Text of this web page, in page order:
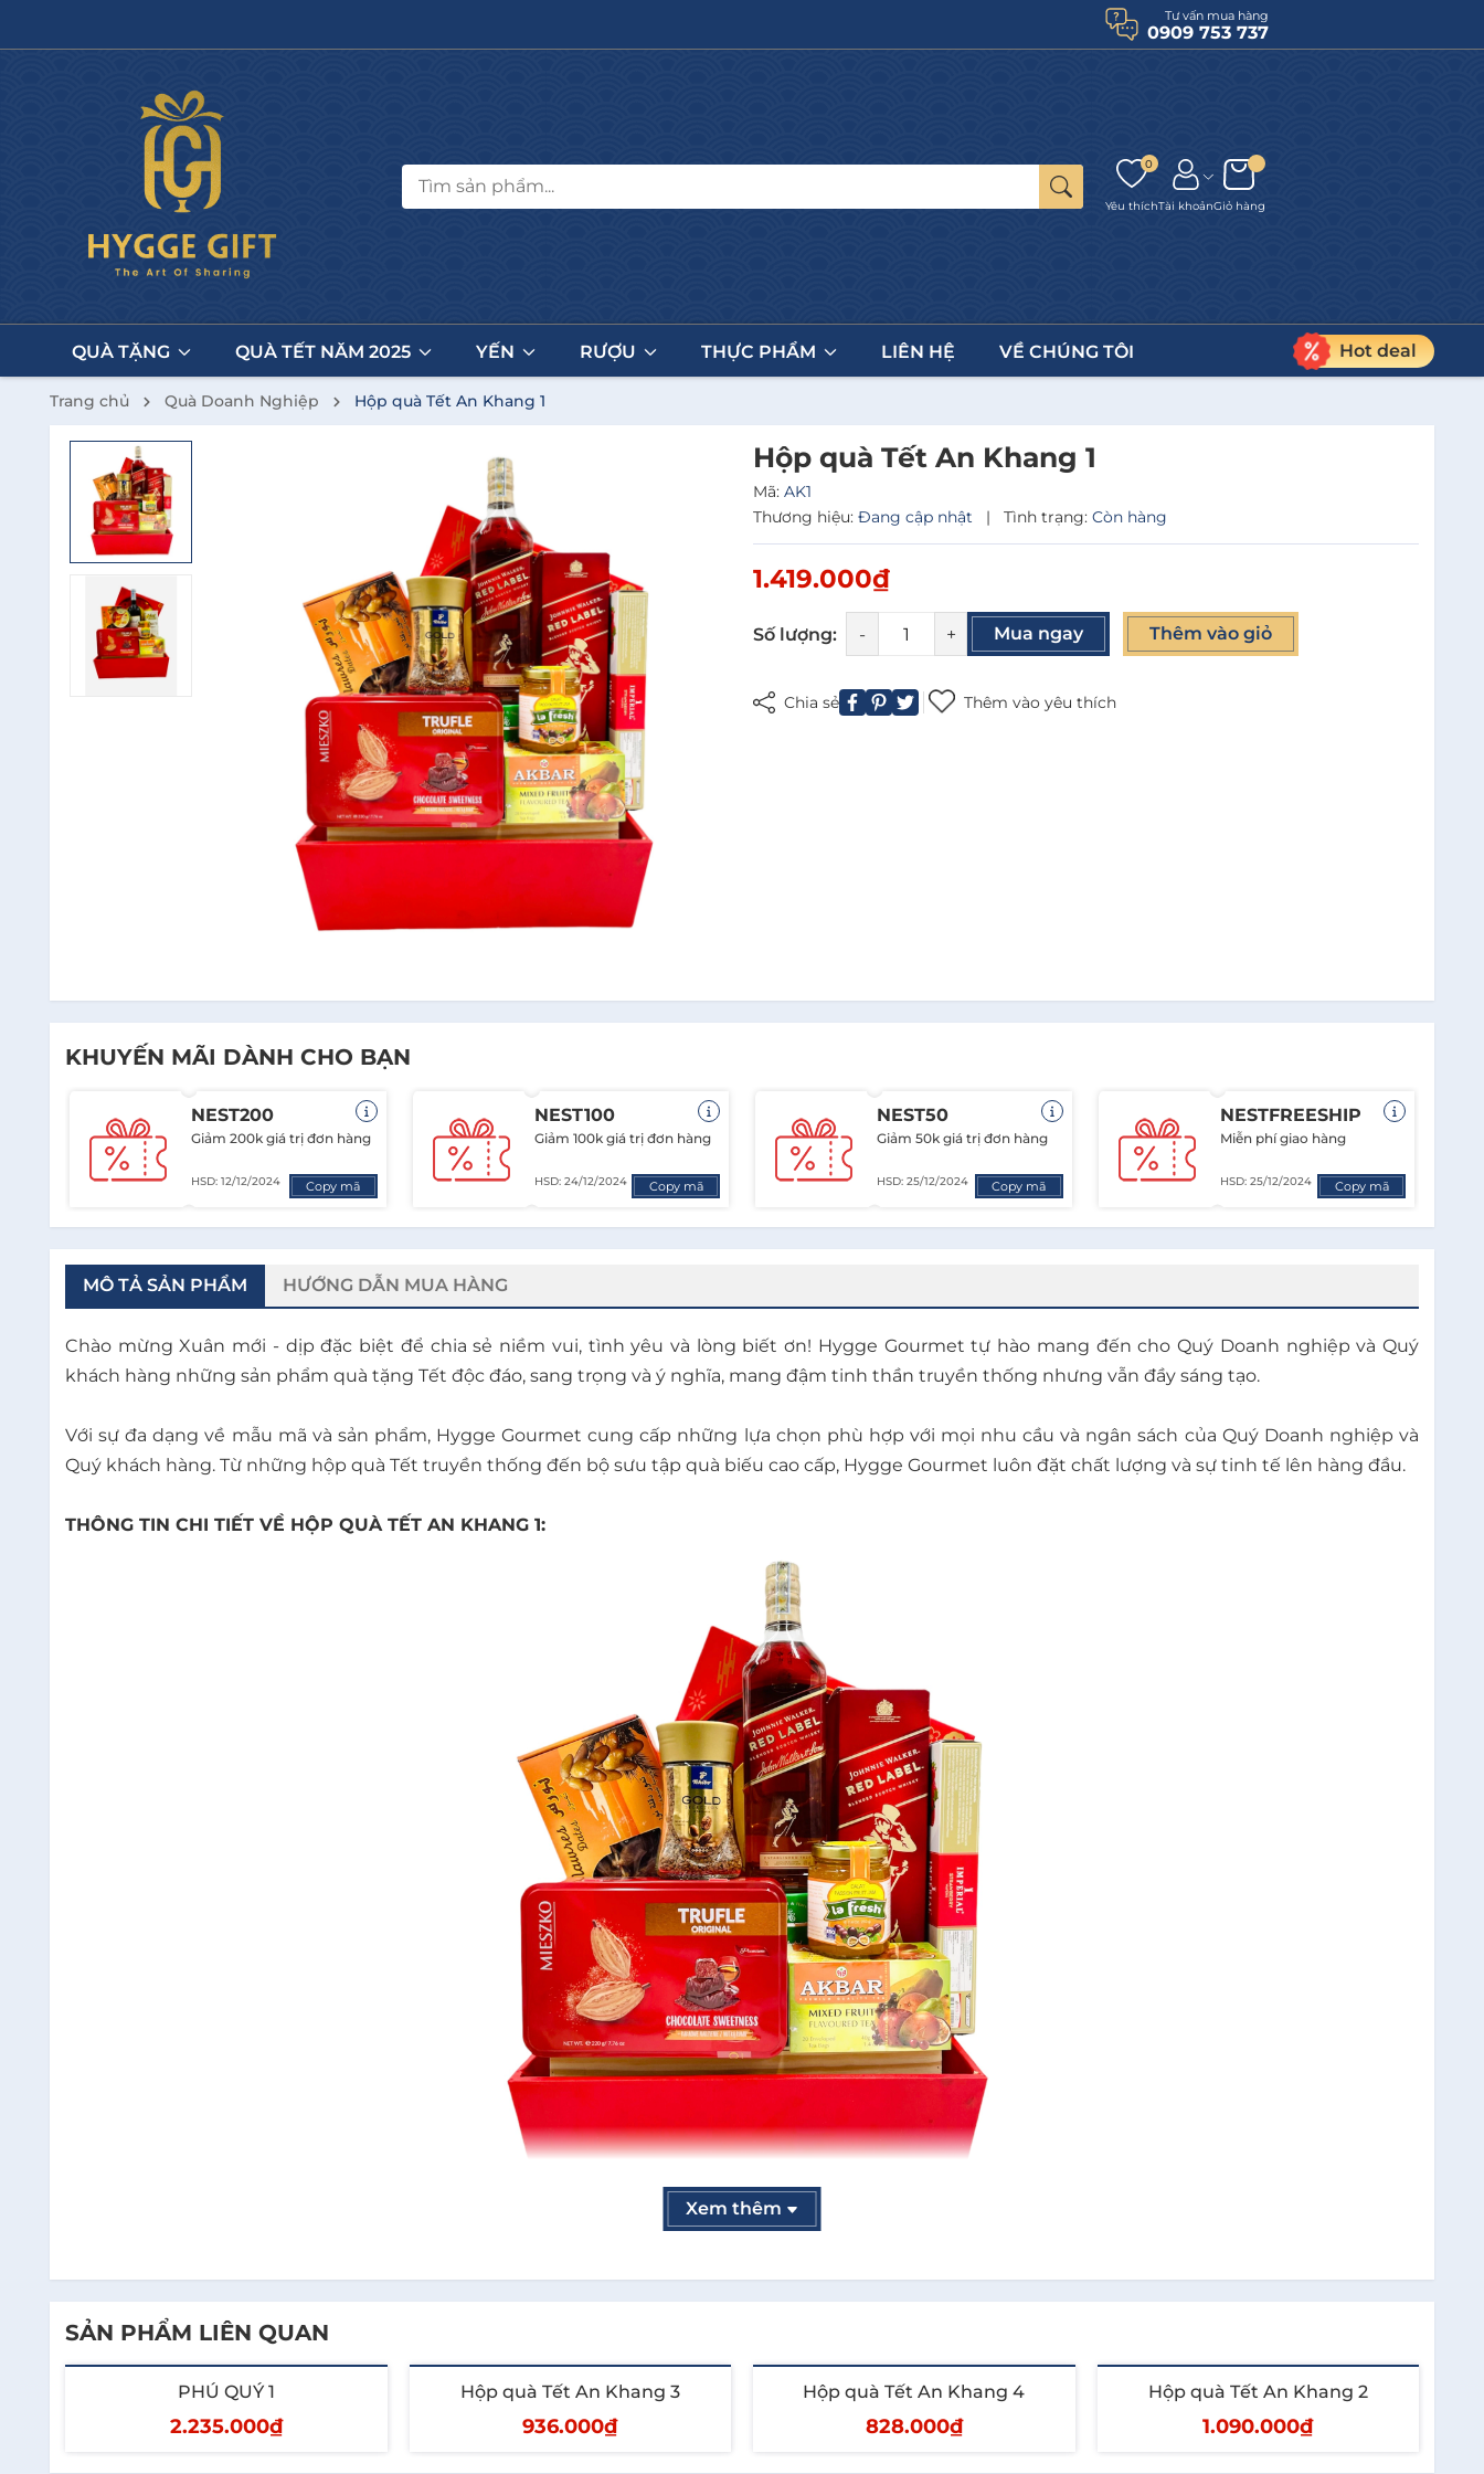
Tư vấn mua hàng
0909 753 737
0
Yêu thíchTài khoảnGiỏ hàng
QUÀ TẶNG QUÀ TẾT NĂM 2025 YẾN RƯỢU THỰC PHẨM LIÊN HỆ VỀ CHÚNG TÔI Hot deal
Trang chủ Quà Doanh Nghiệp Hộp quà Tết An Khang 1
Hộp quà Tết An Khang 1
Mã: AK1
Thương hiệu: Đang cập nhật | Tình trạng: Còn hàng
1.419.000₫
Số lượng: - + Mua ngay Thêm vào giỏ
Chia sẻ Thêm vào yêu thích
KHUYẾN MÃI DÀNH CHO BẠN
NEST200
Giảm 200k giá trị đơn hàng
HSD: 12/12/2024 Copy mã
NEST100
Giảm 100k giá trị đơn hàng
HSD: 24/12/2024 Copy mã
NEST50
Giảm 50k giá trị đơn hàng
HSD: 25/12/2024 Copy mã
NESTFREESHIP
Miễn phí giao hàng
HSD: 25/12/2024 Copy mã
Mã giảm giá:
Ngày hết hạn:
Điều kiện:
MÔ TẢ SẢN PHẨM HƯỚNG DẪN MUA HÀNG
Chào mừng Xuân mới - dịp đặc biệt để chia sẻ niềm vui, tình yêu và lòng biết ơn! Hygge Gourmet tự hào mang đến cho Quý Doanh nghiệp và Quý
khách hàng những sản phẩm quà tặng Tết độc đáo, sang trọng và ý nghĩa, mang đậm tinh thần truyền thống nhưng vẫn đầy sáng tạo.
Với sự đa dạng về mẫu mã và sản phẩm, Hygge Gourmet cung cấp những lựa chọn phù hợp với mọi nhu cầu và ngân sách của Quý Doanh nghiệp và
Quý khách hàng. Từ những hộp quà Tết truyền thống đến bộ sưu tập quà biếu cao cấp, Hygge Gourmet luôn đặt chất lượng và sự tinh tế lên hàng đầu.
THÔNG TIN CHI TIẾT VỀ HỘP QUÀ TẾT AN KHANG 1:
1. Johnnie Walker Red Label 75cl:Red Label là sự kết hợp ăn ý của các loại whisky mạch nha vị khói và cay, như là Talisker với các loại whisky mạch êm
và quyện. Điều này làm cho Red Label trở thành loại thức uống tuyệt vời để thưởng thức mỗi ngày. Xuất sứ: Scotland
vị giác tuyệt vời, ngon miệng và thỏa mãn. Đặc biệt, bánh giòn xốp, rất ngon miệng khi ăn. Xuất xứ: Việt Nam
Xem thêm
SẢN PHẨM LIÊN QUAN
PHÚ QUÝ 1
2.235.000₫
Hộp quà Tết An Khang 3
936.000₫
Hộp quà Tết An Khang 4
828.000₫
Hộp quà Tết An Khang 2
1.090.000₫